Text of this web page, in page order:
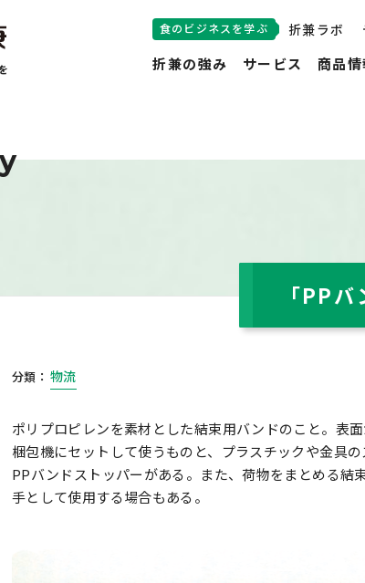
食のビジネスを学ぶ 折兼ラボ
折兼の強み サービス 商品情
「PP
分類： 物流
ポリプロピレンを素材とした結束用バンドのこと。表
梱包機にセットして使うものと、プラスチックや金具
PPバンドストッパーがある。また、荷物をまとめる結
手として使用する場合もある。